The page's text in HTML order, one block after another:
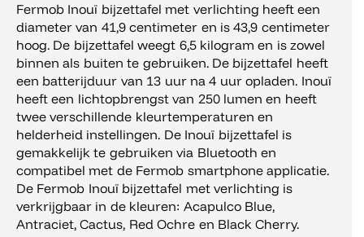
Fermob Inouï bijzettafel met verlichting heeft een
diameter van 41,9 centimeter en is 43,9 centimeter
hoog. De bijzettafel weegt 6,5 kilogram en is zowel
binnen als buiten te gebruiken. De bijzettafel heeft
een batterijduur van 13 uur na 4 uur opladen. Inouï
heeft een lichtopbrengst van 250 lumen en heeft
twee verschillende kleurtemperaturen en
helderheid instellingen. De Inouï bijzettafel is
gemakkelijk te gebruiken via Bluetooth en
compatibel met de Fermob smartphone applicatie.
De Fermob Inouï bijzettafel met verlichting is
verkrijgbaar in de kleuren: Acapulco Blue,
Antraciet, Cactus, Red Ochre en Black Cherry.